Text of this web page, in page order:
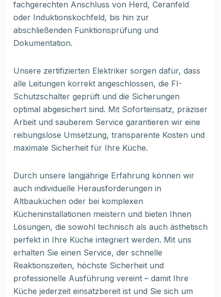
fachgerechten Anschluss von Herd, Ceranfeld
oder Induktionskochfeld, bis hin zur
abschließenden Funktionsprüfung und
Dokumentation.
Unsere zertifizierten Elektriker sorgen dafür, dass
alle Leitungen korrekt angeschlossen, die FI-
Schutzschalter geprüft und die Sicherungen
optimal abgesichert sind. Mit Soforteinsatz, präziser
Arbeit und sauberem Service garantieren wir eine
reibungslose Umsetzung, transparente Kosten und
maximale Sicherheit für Ihre Küche.
Durch unsere langjährige Erfahrung können wir
auch individuelle Herausforderungen in
Altbauküchen oder bei komplexen
Kücheninstallationen meistern und bieten Ihnen
Lösungen, die sowohl technisch als auch ästhetisch
perfekt in Ihre Küche integriert werden. Mit uns
erhalten Sie einen Service, der schnelle
Reaktionszeiten, höchste Sicherheit und
professionelle Ausführung vereint – damit Ihre
Küche jederzeit einsatzbereit ist und Sie sich um